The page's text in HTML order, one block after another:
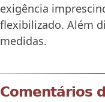
exigência
flexibilizado. Além
medidas.
Comentários